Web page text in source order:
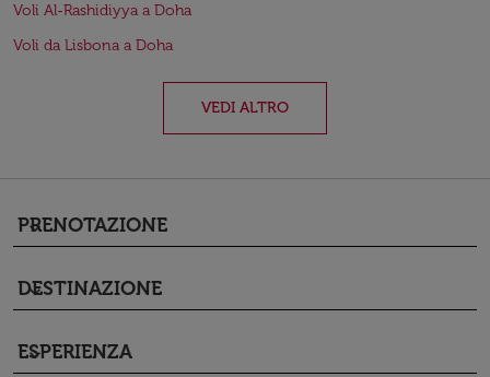
Voli Al-Rashidiyya a Doha
Voli da Lisbona a Doha
VEDI ALTRO
PRENOTAZIONE
keyboard_arrow_down
DESTINAZIONE
keyboard_arrow_down
ESPERIENZA
keyboard_arrow_down